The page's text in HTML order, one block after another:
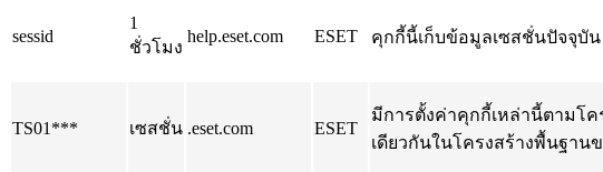
sessid
1
ชั่วโมง
help.eset.com ESET คุกกี้นี้เก็บข้อมูลเซสชั่นปัจจุบัน
TS01*** เซสชั่น .eset.com ESET
มีการตั้งค่าคุกกี้เหล่านี้ตามโค
เดียวกันในโครงสร้างพื้นฐาน